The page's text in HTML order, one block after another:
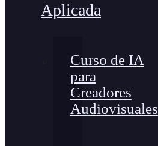
Aplicada
Curso de IA
para
Creadores
Audiovisuales